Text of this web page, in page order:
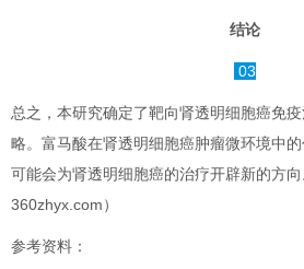
结论
03
总之，本研究确定了靶向肾透明细胞癌免
略。富马酸在肾透明细胞癌肿瘤微环境中
可能会为肾透明细胞癌的治疗开辟新的方
360zhyx.com）
参考资料：